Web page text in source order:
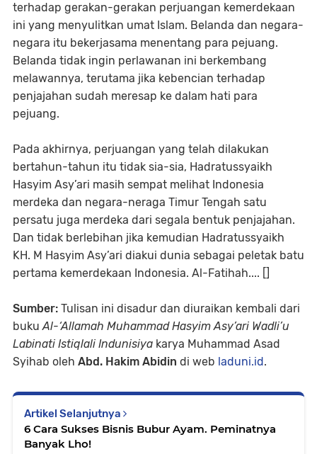
terhadap gerakan-gerakan perjuangan kemerdekaan
ini yang menyulitkan umat Islam. Belanda dan negara-
negara itu bekerjasama menentang para pejuang.
Belanda tidak ingin perlawanan ini berkembang
melawannya, terutama jika kebencian terhadap
penjajahan sudah meresap ke dalam hati para
pejuang.
Pada akhirnya, perjuangan yang telah dilakukan
bertahun-tahun itu tidak sia-sia, Hadratussyaikh
Hasyim Asy’ari masih sempat melihat Indonesia
merdeka dan negara-neraga Timur Tengah satu
persatu juga merdeka dari segala bentuk penjajahan.
Dan tidak berlebihan jika kemudian Hadratussyaikh
KH. M Hasyim Asy’ari diakui dunia sebagai peletak batu
pertama kemerdekaan Indonesia. Al-Fatihah.... []
Sumber: Tulisan ini disadur dan diuraikan kembali dari
bukuAl-‘Allamah Muhammad Hasyim Asy’ari Wadli’u
Labinati Istiqlali Indunisiya karya Muhammad Asad
Syihab oleh Abd. Hakim Abidin di web laduni.id.
Artikel Selanjutnya
6 Cara Sukses Bisnis Bubur Ayam. Peminatnya
Banyak Lho!